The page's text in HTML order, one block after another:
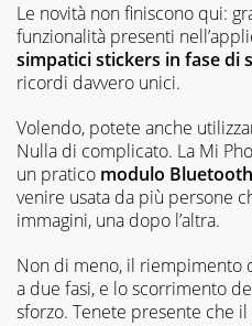
Le novità non finiscono qui:
funzionalità presenti
simpatici stickers in fase di
ricordi davvero unici.
Volendo, potete anche
Nulla di complicato. La Mi
un pratico modulo Bluetooth
venire usata da più persone
immagini, una dopo l’altra.
Non di meno, il riempimento
a due fasi, e lo scorrimento
sforzo. Tenete presente che